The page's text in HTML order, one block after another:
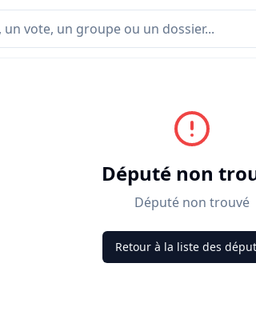
Député non
Député non trouvé
Retour à la liste des